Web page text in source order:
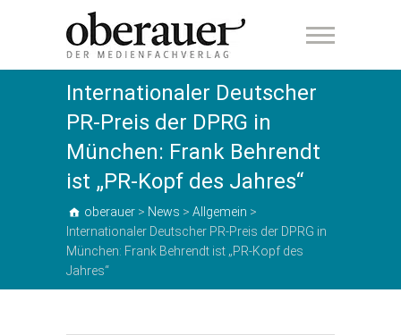
oberauer
Internationaler Deutscher
PR-Preis der DPRG in
München: Frank Behrendt
ist „PR-Kopf des Jahres“
oberauer > News > Allgemein >
Internationaler Deutscher PR-Preis der DPRG in
München: Frank Behrendt ist „PR-Kopf des
Jahres“